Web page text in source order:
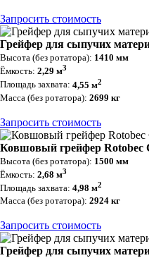
Запросить стоимость
Грейфер для сыпучих
Высота (без ротатора): 1410 мм
Ёмкость: 2,29 м3
Площадь захвата: 4,55 м2
Масса (без ротатора): 2699 кг
Запросить стоимость
Ковшовый грейфер Rotobec
Высота (без ротатора): 1500 мм
Ёмкость: 2,68 м3
Площадь захвата: 4,98 м2
Масса (без ротатора): 2924 кг
Запросить стоимость
Грейфер для сыпучих